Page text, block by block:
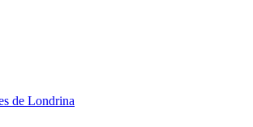
de Londrina